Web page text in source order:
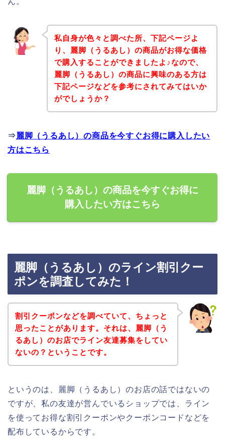
私自身が色々と調べた所、下記ページよ
り、麗脚（うるあし）の商品がお得な価格
で購入することができましたよ♪なので、
麗脚（うるあし）の商品に興味のある方は
下記ページなどを参考にされてみてはいか
がでしょうか？
⇒ 麗脚（うるあし）の商品を今すぐお得に購入したい
方はこちら
麗脚（うるあし）の商品を今すぐお得に
購入したい方はこちら
麗脚（うるあし）のライン割引クー
ポンを調査してみた！
割引クーポンなどを調べていて、ちょっと
思ったことがあります。それは、麗脚（う
るあし）のお店でライン友達募集をしてい
ないの？ということです。
というのは、麗脚（うるあし）のお店の話ではないの
ですが、私の友達が営んでいるショップでは、ライン
を使ってお得な割引クーポンやクーポンコードなどを
配布しているからです。